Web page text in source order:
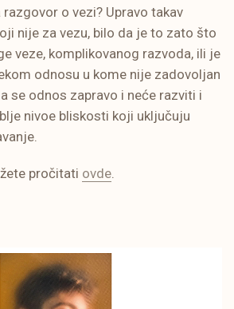
o vezi? Upravo takav
nije za vezu, bilo da je to zato što
veze, komplikovanog razvoda, ili je
odnosu u kome nije zadovoljan
se odnos zapravo i neće razviti i
nivoe bliskosti koji uključuju
pročitati ovde